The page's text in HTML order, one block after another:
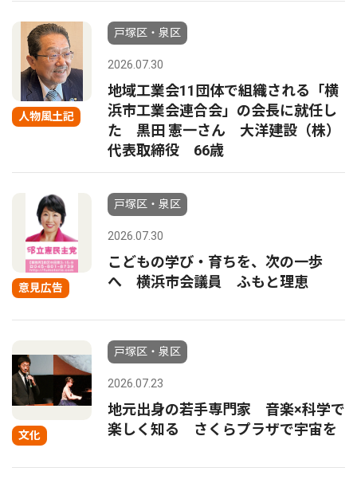
人物風土記
戸塚区・泉区
2026.07.30
地域工業会11団体で組織される「横
浜市工業会連合会」の会長に就任し
た 黒田 憲一さん 大洋建設（株）
代表取締役 66歳
意見広告
戸塚区・泉区
2026.07.30
こどもの学び・育ちを、次の一歩
へ 横浜市会議員 ふもと理恵
文化
戸塚区・泉区
2026.07.23
地元出身の若手専門家 音楽×科学で
楽しく知る さくらプラザで宇宙を